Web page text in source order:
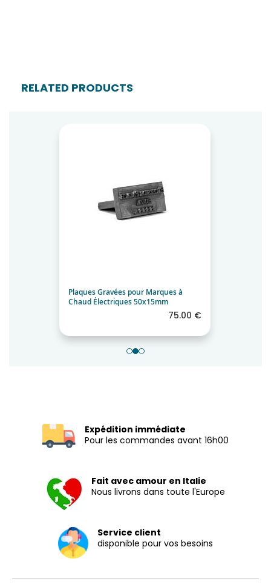
RELATED PRODUCTS
Plaques Gravées pour Marques à
Chaud Électriques 50x15mm
75.00 €
Expédition immédiate
Pour les commandes avant 16h00
Fait avec amour en Italie
Nous livrons dans toute l'Europe
Service client
disponible pour vos besoins